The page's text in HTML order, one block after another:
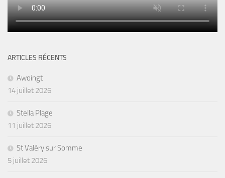
ARTICLES RÉCENTS
Awoingt
14 juillet 2026
Stella Plage
11 juillet 2026
St Valéry sur Somme
5 juillet 2026